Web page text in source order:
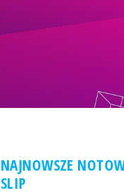
NAJNOWSZE
SLIP